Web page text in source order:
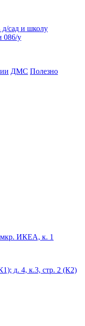
сад и школу
086/у
ДМС Полезно
ИКЕА, к. 1
д. 4, к.3, стр. 2 (К2)